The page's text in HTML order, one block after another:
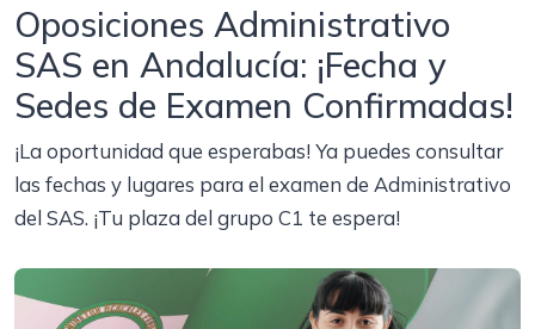
Oposiciones Administrativo
SAS en Andalucía: ¡Fecha y
Sedes de Examen Confirmadas!
¡La oportunidad que esperabas! Ya puedes consultar
las fechas y lugares para el examen de Administrativo
del SAS. ¡Tu plaza del grupo C1 te espera!